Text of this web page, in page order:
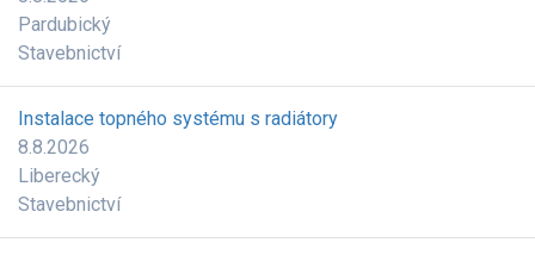
Pardubický
Stavebnictví
Instalace topného systému s radiátory
8.8.2026
Liberecký
Stavebnictví